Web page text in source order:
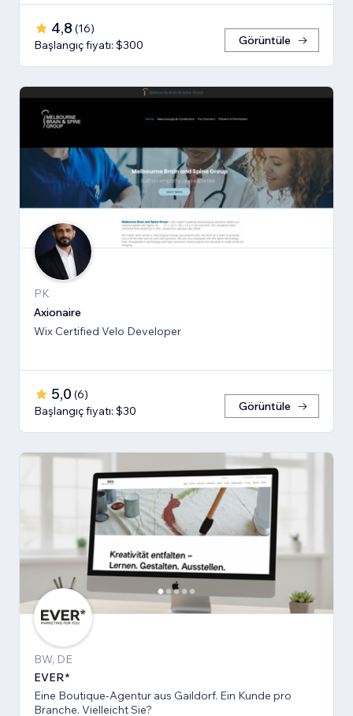
4,8 (16)
Başlangıç fiyatı: $300
Görüntüle
PK
Axionaire
Wix Certified Velo Developer
5,0 (6)
Başlangıç fiyatı: $30
Görüntüle
BW, DE
EVER*
Eine Boutique-Agentur aus Gaildorf. Ein Kunde pro
Branche. Vielleicht Sie?